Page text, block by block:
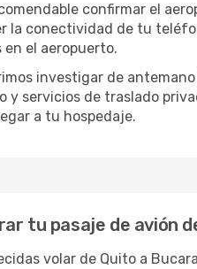
confirmar el
la conectividad de tu
el aeropuerto.
investigar de
y servicios de traslado
a tu hospedaje.
tu pasaje de avión
volar de Quito a